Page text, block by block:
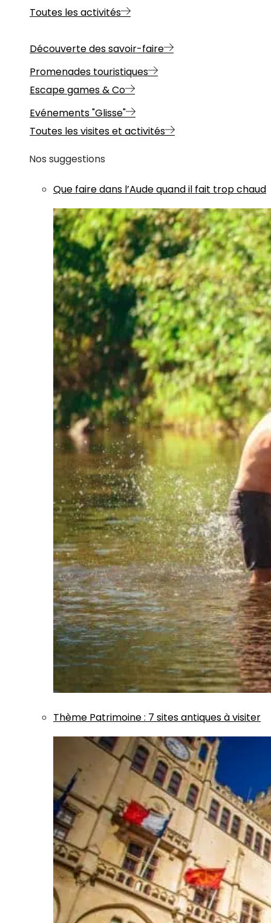
Toutes les activités
Découverte des savoir-faire
Promenades touristiques
Escape games & Co
Evénements "Glisse"
Toutes les visites et activités
Nos suggestions
Que faire dans l’Aude quand il fait trop chaud
Thème Patrimoine: 7 sites antiques à visiter